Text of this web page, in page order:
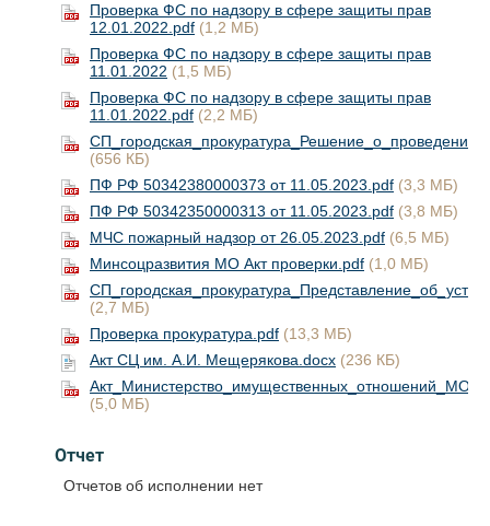
Проверка ФС по надзору в сфере защиты прав
12.01.2022.pdf (1,2 МБ)
Проверка ФС по надзору в сфере защиты прав
11.01.2022 (1,5 МБ)
Проверка ФС по надзору в сфере защиты прав
11.01.2022.pdf (2,2 МБ)
(656 КБ)
ПФ РФ 50342380000373 от 11.05.2023.pdf (3,3 МБ)
ПФ РФ 50342350000313 от 11.05.2023.pdf (3,8 МБ)
МЧС пожарный надзор от 26.05.2023.pdf (6,5 МБ)
Минсоцразвития МО Акт проверки.pdf (1,0 МБ)
(2,7 МБ)
Проверка прокуратура.pdf (13,3 МБ)
Акт СЦ им. А.И. Мещерякова.docx (236 КБ)
Акт_Министерство_имущественных_отношений_МО-
(5,0 МБ)
Отчет
Отчетов об исполнении нет